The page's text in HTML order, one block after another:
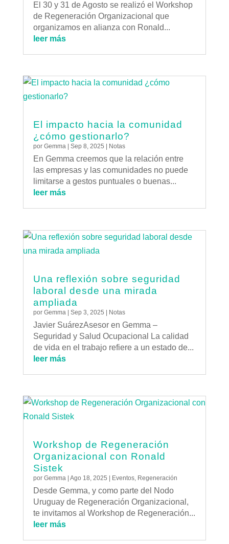
El 30 y 31 de Agosto se realizó el Workshop
de Regeneración Organizacional que
organizamos en alianza con Ronald...
leer más
El impacto hacia la comunidad
¿cómo gestionarlo?
por Gemma| Sep 8, 2025 Notas
En Gemma creemos que la relación entre
las empresas y las comunidades no puede
limitarse a gestos puntuales o buenas...
leer más
Una reflexión sobre seguridad
laboral desde una mirada
ampliada
por Gemma | Sep 3, 2025 | Notas
Javier SuárezAsesor en Gemma –
Seguridad y Salud Ocupacional La calidad
de vida en el trabajo refiere a un estado de...
leer más
Workshop de Regeneración
Organizacional con Ronald
Sistek
por Gemma| Ago 18, 2025 | Eventos, Regeneración
Desde Gemma, y como parte del Nodo
Uruguay de Regeneración Organizacional,
te invitamos al Workshop de Regeneración...
leer más